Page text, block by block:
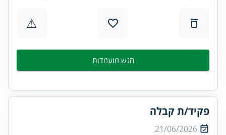
⚠
הגש מועמדות
פקיד/ת קבלה
21/06/2026